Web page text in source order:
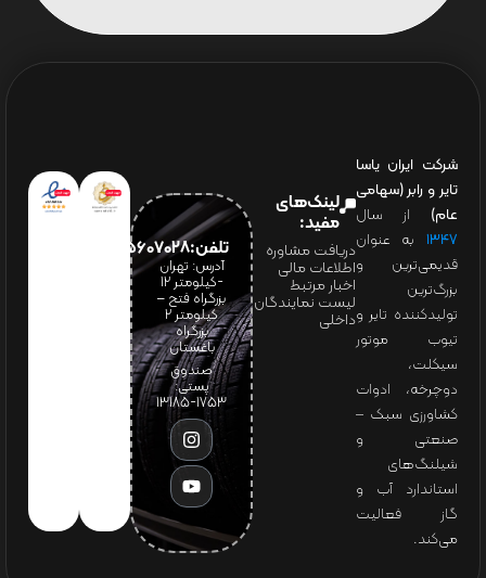
شرکت ایران یاسا
تایر و رابر (سهامی
عام) از سال
۱۳۴۷ به عنوان
قدیمی‌ترین و
بزرگ‌ترین
تولیدکننده تایر و
تیوب موتور
سیکلت،
دوچرخه، ادوات
کشاورزی سبک –
صنعتی و
شیلنگ‌های
استاندارد آب و
گاز فعالیت
می‌کند.
لینک‌های
مفید:
دریافت مشاوره
اطلاعات مالی
اخبار مرتبط
لیست نمایندگان
داخلی
تلفن:65607028(021)
آدرس: تهران
-کیلومتر 12
بزرگراه فتح –
کیلومتر ۲
بزرگراه
باغستان
صندوق
پستی:
1753-13185